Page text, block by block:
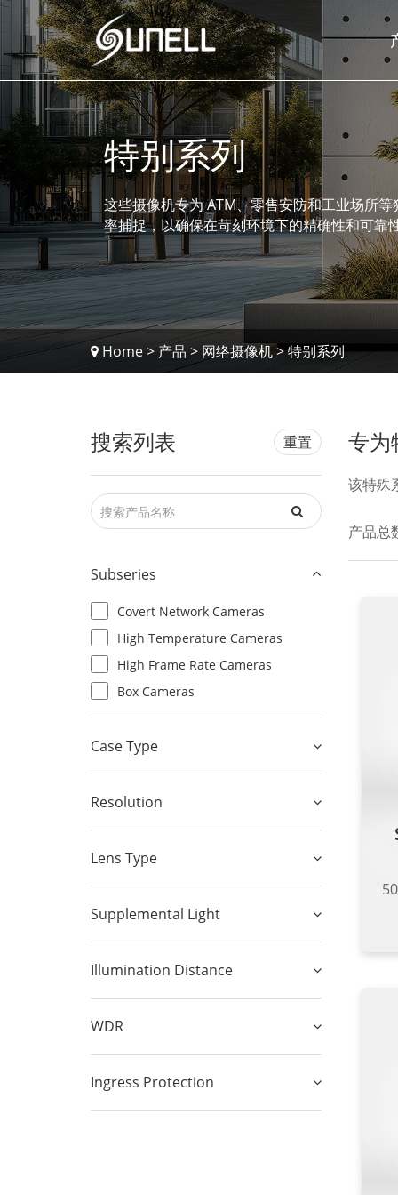
Home> 产品 > 网络摄像机>特别系列
特别系列
这些摄像机专为 ATM、零售安防和工业场所
率捕捉，以确保在苛刻环境下的精确性和可靠
搜索列表 重置
Subseries
Covert Network Cameras
High Temperature Cameras
High Frame Rate Cameras
Box Cameras
Case Type
Resolution
Lens Type
Supplemental Light
Illumination Distance
WDR
Ingress Protection
专为
该特殊
产品总